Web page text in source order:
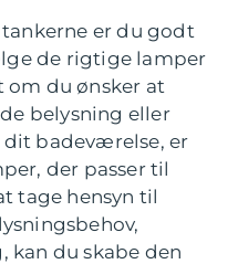
tankerne er du godt
de rigtige lamper
om du ønsker at
belysning eller
badeværelse, er
der passer til
tage hensyn til
kan du skabe den